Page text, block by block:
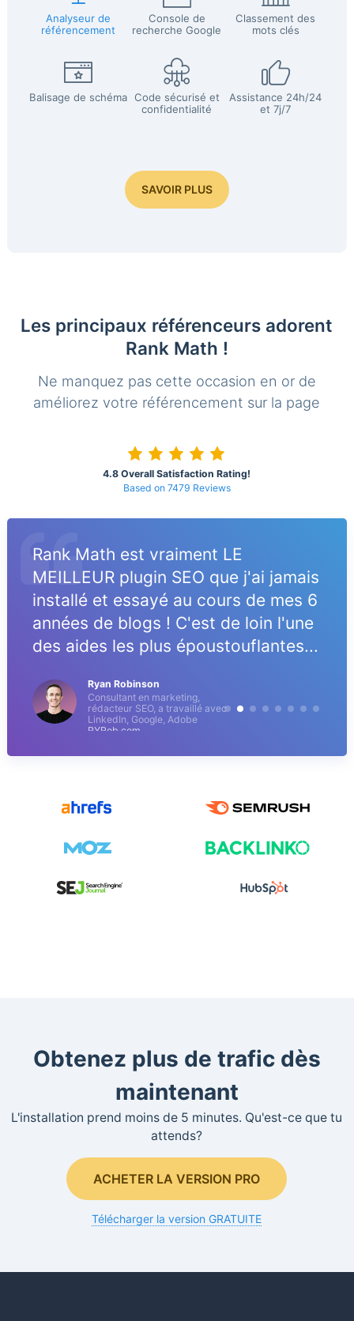
Analyseur de
référencement
Console de
recherche Google
Classement des
mots clés
Balisage de schéma Code sécurisé et
confidentialité
Assistance 24h/24
et 7j/7
SAVOIR PLUS
Les principaux référenceurs adorent
Rank Math !
Ne manquez pas cette occasion en or de
améliorez votre référencement sur la page
4.8 Overall Satisfaction Rating!
Based on 7479 Reviews
Rank Math est vraiment LE
MEILLEUR plugin SEO que j'ai jamais
installé et essayé au cours de mes 6
années de blogs ! C'est de loin l'une
des aides les plus époustouflantes...
Ryan Robinson
Consultant en marketing,
rédacteur SEO, a travaillé avec
LinkedIn, Google, Adobe
RYRob.com
Obtenez plus de trafic dès
maintenant
L'installation prend moins de 5 minutes. Qu'est-ce que tu
attends?
ACHETER LA VERSION PRO
Télécharger la version GRATUITE